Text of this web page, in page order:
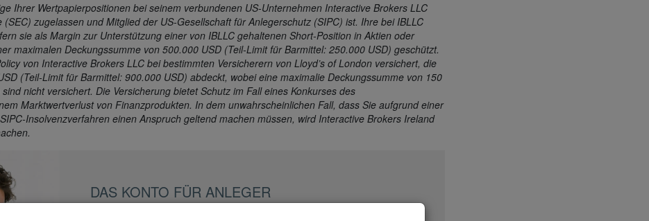
Ihrer Wertpapierpositionen bei seinem verbundenen US-Unternehmen Interactive Brokers LLC
zugelassen und Mitglied der US-Gesellschaft für Anlegerschutz (SIPC) ist. Ihre bei IBLLC
sie als Margin zur Unterstützung einer von IBLLC gehaltenen Short-Position in Aktien oder
maximalen Deckungssumme von 500.000 USD (Teil-Limit für Barmittel: 250.000 USD) geschützt.
von Interactive Brokers LLC bei bestimmten Versicherern von Lloyd’s of London versichert, die
(Teil-Limit für Barmittel: 900.000 USD) abdeckt, wobei eine maximalie Deckungssumme von 150
nicht versichert. Die Versicherung bietet Schutz im Fall eines Konkurses des
Marktwertverlust von Finanzprodukten. In dem unwahrscheinlichen Fall, dass Sie aufgrund einer
Insolvenzverfahren einen Anspruch geltend machen müssen, wird Interactive Brokers Ireland
DAS KONTO FÜR ANLEGER